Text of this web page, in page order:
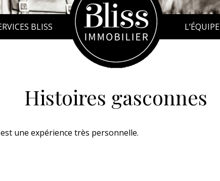
BLISS L’ÉQUIPE
Histoires gasconnes
une expérience très personnelle.